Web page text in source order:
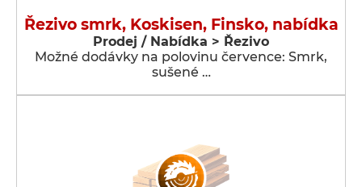
Řezivo smrk, Koskisen, Finsko, nabídka
Prodej / Nabídka > Řezivo
Možné dodávky na polovinu července: Smrk,
sušené …